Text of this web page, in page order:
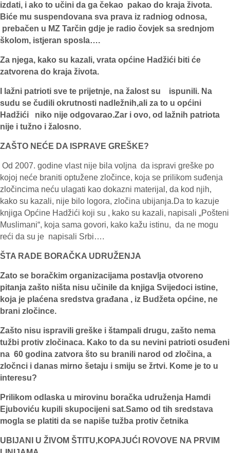
izdati, i ako to učini da ga čekao pakao do kraja života.
Biće mu suspendovana sva prava iz radniog odnosa,
prebačen u MZ Tarčin gdje je radio čovjek sa srednjom
školom, istjeran sposla….
Za njega, kako su kazali, vrata općine Hadžići biti će
zatvorena do kraja života.
I lažni patrioti sve te prijetnje, na žalost su ispunili. Na
sudu se čudili okrutnosti nadležnih,ali za to u općini
Hadžići niko nije odgovarao.Zar i ovo, od lažnih patriota
nije i tužno i žalosno.
ZAŠTO NEĆE DA ISPRAVE GREŠKE?
Od 2007. godine vlast nije bila voljna da ispravi greške po
kojoj neće braniti optužene zločince, koja se prilikom suđenja
zločincima neću ulagati kao dokazni materijal, da kod njih,
kako su kazali, nije bilo logora, zločina ubijanja.Da to kazuje
knjiga Općine Hadžići koji su , kako su kazali, napisali „Pošteni
Muslimani“, koja sama govori, kako kažu istinu, da ne mogu
reći da su je napisali Srbi….
ŠTA RADE BORAČKA UDRUŽENJA
Zato se boračkim organizacijama postavlja otvoreno
pitanja zašto ništa nisu učinile da knjiga Svijedoci istine,
koja je plaćena sredstva građana , iz Budžeta općine, ne
brani zločince.
Zašto nisu ispravili greške i štampali drugu, zašto nema
tužbi protiv zločinaca. Kako to da su nevini patrioti osuđeni
na 60 godina zatvora što su branili narod od zločina, a
zločnci i danas mirno šetaju i smiju se žrtvi. Kome je to u
interesu?
Prilikom odlaska u mirovinu boračka udruženja Hamdi
Ejuboviću kupili skupocijeni sat.Samo od tih sredstava
mogla se platiti da se napiše tužba protiv četnika
UBIJANI U ŽIVOM ŠTITU,KOPAJUĆI ROVOVE NA PRVIM